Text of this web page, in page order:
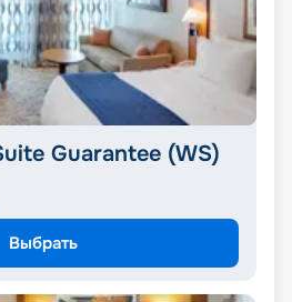
Guarantee (WS)
Выбрать